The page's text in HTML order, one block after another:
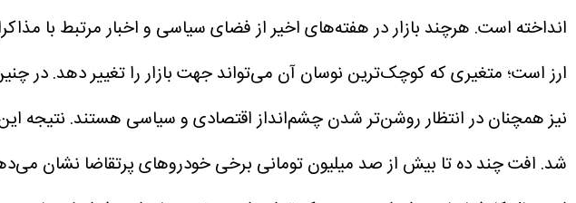
انداخته است. هرچند بازار در هفته‌های اخیر از فضای سیاسی و اخبار مرتبط با
ارز است؛ متغیری که کوچک‌ترین نوسان آن می‌تواند جهت بازار را تغییر دهد. در
نیز همچنان در انتظار روشن‌تر شدن چشم‌انداز اقتصادی و سیاسی هستند. نتیجه
شد. افت چند ده تا بیش از صد میلیون تومانی برخی خودروهای پرتقاضا نشان